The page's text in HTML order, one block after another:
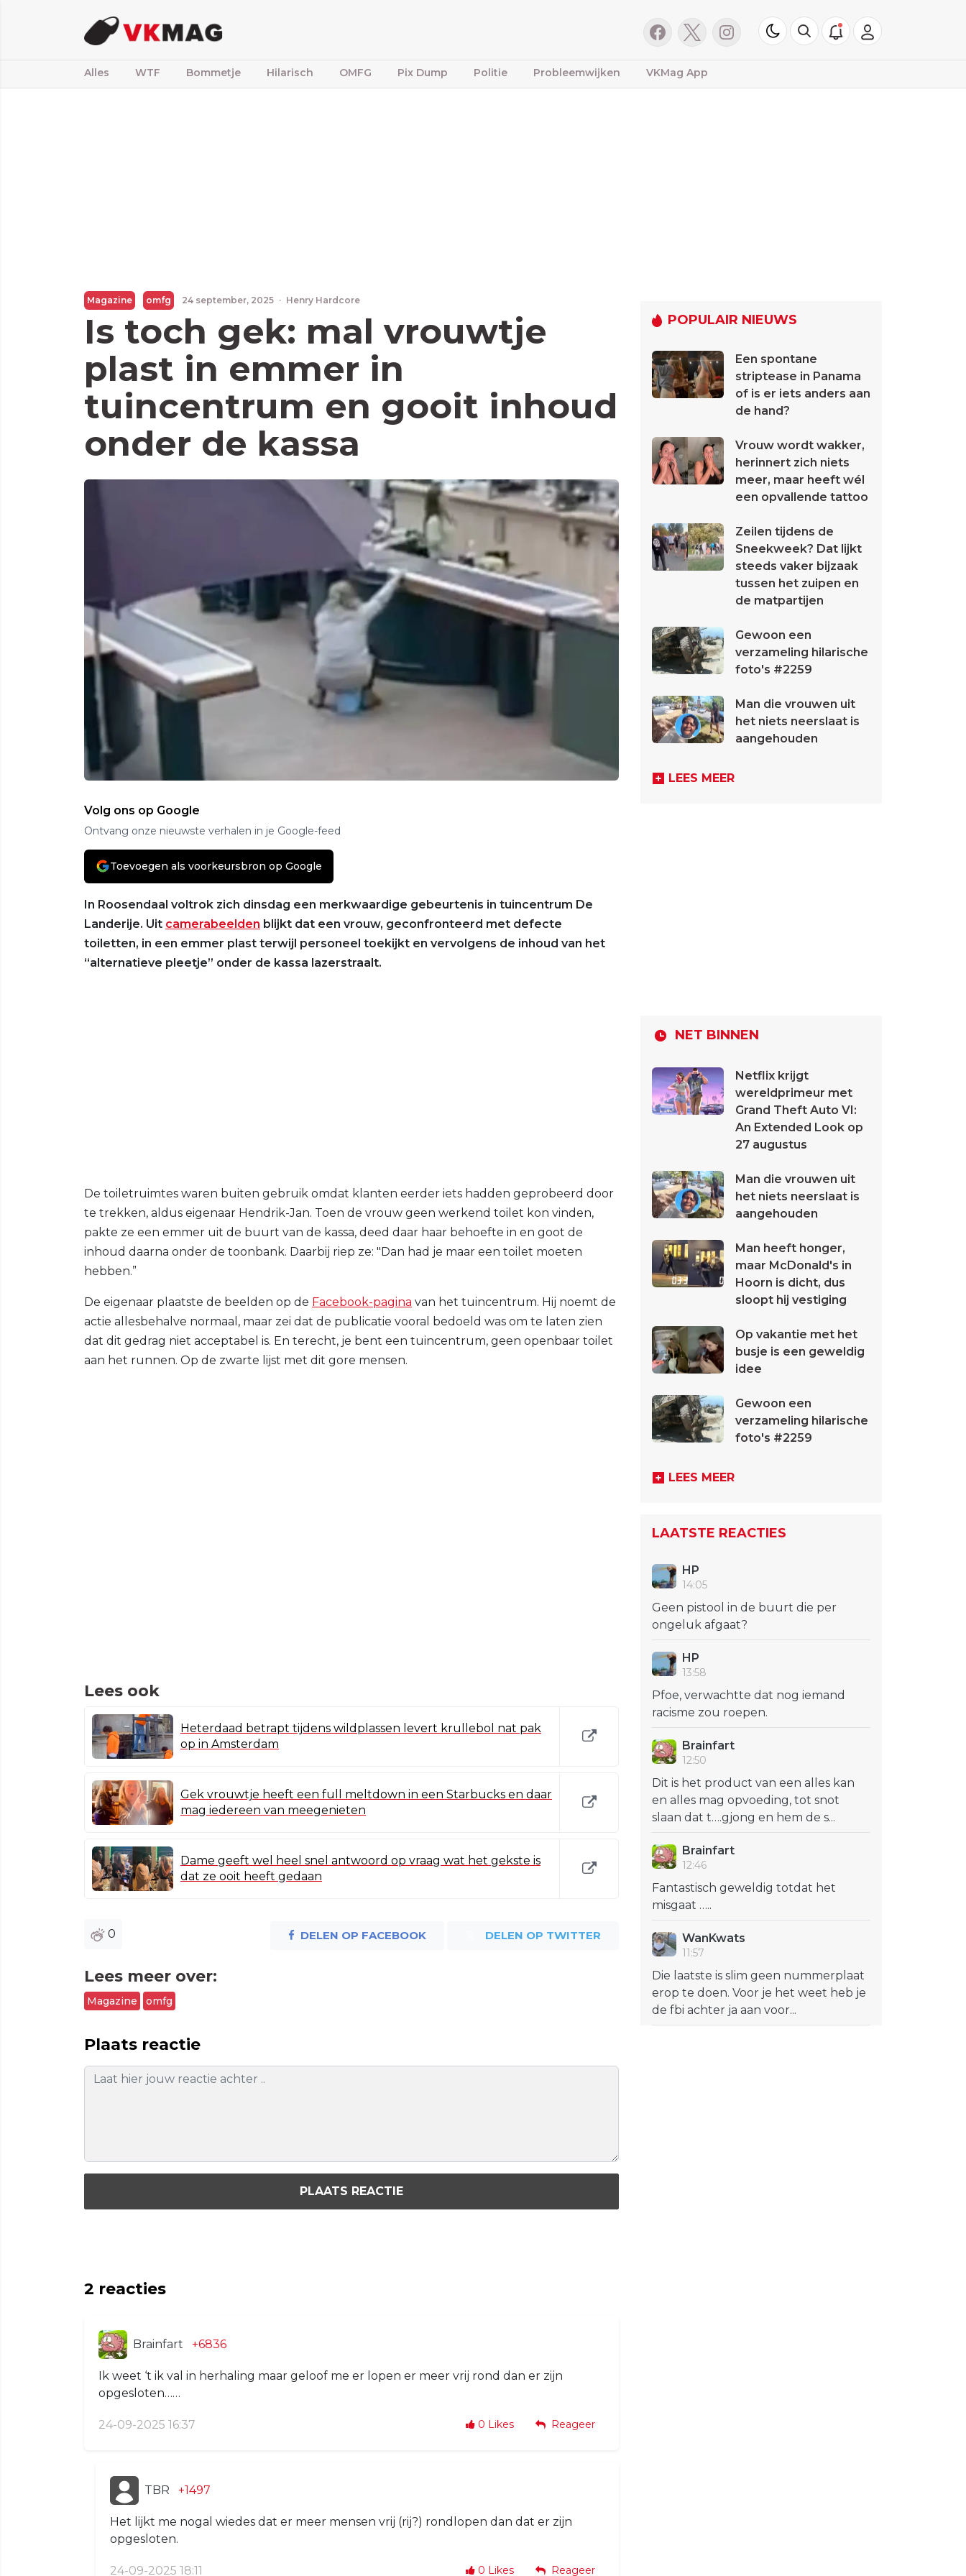
Alles WTF Bommetje Hilarisch OMFG Pix Dump Politie Probleemwijken VKMag App
Magazine omfg 24 september, 2025 · Henry Hardcore
Is toch gek: mal vrouwtje
plast in emmer in
tuincentrum en gooit inhoud
onder de kassa
Volg ons op Google
Ontvang onze nieuwste verhalen in je Google-feed
Toevoegen als voorkeursbron op Google
In Roosendaal voltrok zich dinsdag een merkwaardige gebeurtenis in tuincentrum De
Landerije. Uit camerabeelden blijkt dat een vrouw, geconfronteerd met defecte
toiletten, in een emmer plast terwijl personeel toekijkt en vervolgens de inhoud van het
“alternatieve pleetje” onder de kassa lazerstraalt.
De toiletruimtes waren buiten gebruik omdat klanten eerder iets hadden geprobeerd door
te trekken, aldus eigenaar Hendrik-Jan. Toen de vrouw geen werkend toilet kon vinden,
pakte ze een emmer uit de buurt van de kassa, deed daar haar behoefte in en goot de
inhoud daarna onder de toonbank. Daarbij riep ze: "Dan had je maar een toilet moeten
hebben.”
De eigenaar plaatste de beelden op de Facebook-pagina van het tuincentrum. Hij noemt de
actie allesbehalve normaal, maar zei dat de publicatie vooral bedoeld was om te laten zien
dat dit gedrag niet acceptabel is. En terecht, je bent een tuincentrum, geen openbaar toilet
aan het runnen. Op de zwarte lijst met dit gore mensen.
Lees ook
Heterdaad betrapt tijdens wildplassen levert krullebol nat pak
op in Amsterdam
Gek vrouwtje heeft een full meltdown in een Starbucks en daar
mag iedereen van meegenieten
Dame geeft wel heel snel antwoord op vraag wat het gekste is
dat ze ooit heeft gedaan
0 DELEN OP FACEBOOK DELEN OP TWITTER
Lees meer over:
Magazine omfg
Plaats reactie
PLAATS REACTIE
2 reacties
Brainfart +6836
Ik weet ‘t ik val in herhaling maar geloof me er lopen er meer vrij rond dan er zijn
opgesloten……
24-09-2025 16:37 0 Likes Reageer
TBR +1497
Het lijkt me nogal wiedes dat er meer mensen vrij (rij?) rondlopen dan dat er zijn
opgesloten.
24-09-2025 18:11 0 Likes Reageer
POPULAIR NIEUWS
Een spontane
striptease in Panama
of is er iets anders aan
de hand?
Vrouw wordt wakker,
herinnert zich niets
meer, maar heeft wél
een opvallende tattoo
Zeilen tijdens de
Sneekweek? Dat lijkt
steeds vaker bijzaak
tussen het zuipen en
de matpartijen
Gewoon een
verzameling hilarische
foto's #2259
Man die vrouwen uit
het niets neerslaat is
aangehouden
LEES MEER
NET BINNEN
Netflix krijgt
wereldprimeur met
Grand Theft Auto VI:
An Extended Look op
27 augustus
Man die vrouwen uit
het niets neerslaat is
aangehouden
Man heeft honger,
maar McDonald's in
Hoorn is dicht, dus
sloopt hij vestiging
Op vakantie met het
busje is een geweldig
idee
Gewoon een
verzameling hilarische
foto's #2259
LEES MEER
LAATSTE REACTIES
HP
14:05
Geen pistool in de buurt die per
ongeluk afgaat?
HP
13:58
Pfoe, verwachtte dat nog iemand
racisme zou roepen.
Brainfart
12:50
Dit is het product van een alles kan
en alles mag opvoeding, tot snot
slaan dat t….gjong en hem de s...
Brainfart
12:46
Fantastisch geweldig totdat het
misgaat …..
WanKwats
11:57
Die laatste is slim geen nummerplaat
erop te doen. Voor je het weet heb je
de fbi achter ja aan voor...